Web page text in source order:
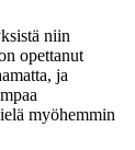
niin
opettanut
ja
myöhemmin